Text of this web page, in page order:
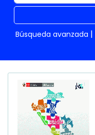
Búsqueda avanzada